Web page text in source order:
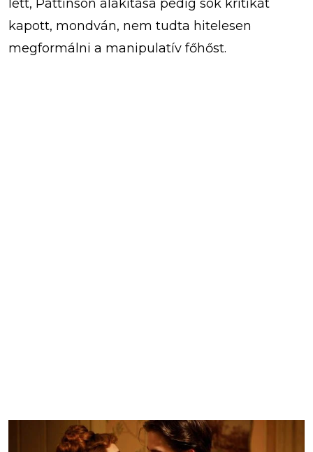
lett, Pattinson alakítása pedig sok kritikát
kapott, mondván, nem tudta hitelesen
megformálni a manipulatív főhőst.